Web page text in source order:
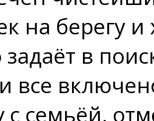
на берегу
задаёт в
все
с семьёй,